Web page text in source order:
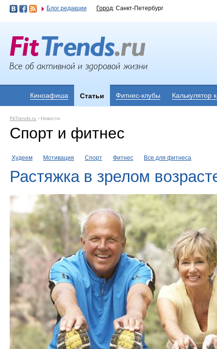
Блог редакции Город: Санкт-Петербург
Киноафиша Статьи Фитнес-клубы Калькулятор
FitTrends.ru › Новости
Спорт и фитнес
Худеем Мотивация Спорт Фитнес Все для фитнеса
Растяжка в зрелом